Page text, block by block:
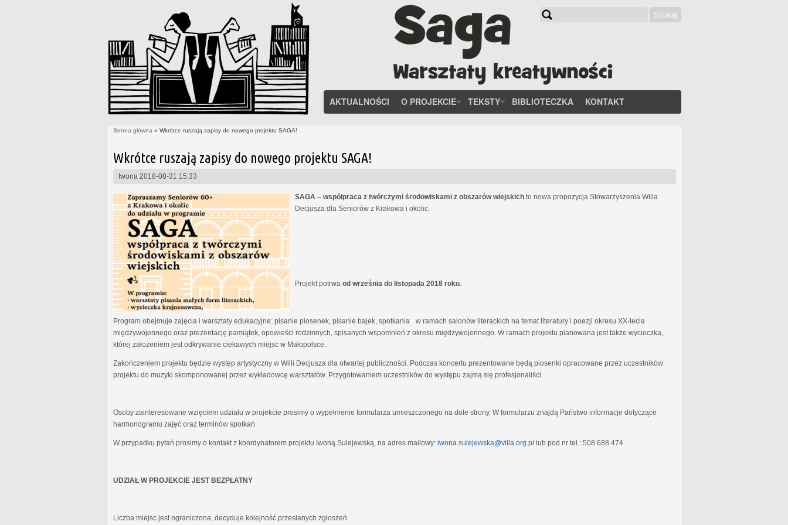
Szukaj
AKTUALNOŚCI O PROJEKCIE TEKSTY BIBLIOTECZKA KONTAKT
Strona główna » Wkrótce ruszają zapisy do nowego projektu SAGA!
Wkrótce ruszają zapisy do nowego projektu SAGA!
Iwona 2018-08-31 15:33
SAGA – współpraca z twórczymi środowiskami z obszarów wiejskich to nowa propozycja Stowarzyszenia Willa
Decjusza dla Seniorów z Krakowa i okolic.
Projekt potrwa od września do listopada 2018 roku
Program obejmuje zajęcia i warsztaty edukacyjne: pisanie piosenek, pisanie bajek, spotkania w ramach salonów literackich na temat literatury i poezji okresu XX-lecia
międzywojennego oraz prezentację pamiątek, opowieści rodzinnych, spisanych wspomnień z okresu międzywojennego. W ramach projektu planowana jest także wycieczka,
której założeniem jest odkrywanie ciekawych miejsc w Małopolsce.
Zakończeniem projektu będzie występ artystyczny w Willi Decjusza dla otwartej publiczności. Podczas koncertu prezentowane będą piosenki opracowane przez uczestników
projektu do muzyki skomponowanej przez wykładowcę warsztatów. Przygotowaniem uczestników do występu zajmą się profesjonaliści.
Osoby zainteresowane wzięciem udziału w projekcie prosimy o wypełnienie formularza umieszczonego na dole strony. W formularzu znajdą Państwo informacje dotyczące
harmonogramu zajęć oraz terminów spotkań.
W przypadku pytań prosimy o kontakt z koordynatorem projektu Iwoną Sulejewską, na adres mailowy: iwona.sulejewska@villa.org.pl lub pod nr tel.: 508 688 474.
UDZIAŁ W PROJEKCIE JEST BEZPŁATNY
Liczba miejsc jest ograniczona, decyduje kolejność przesłanych zgłoszeń.